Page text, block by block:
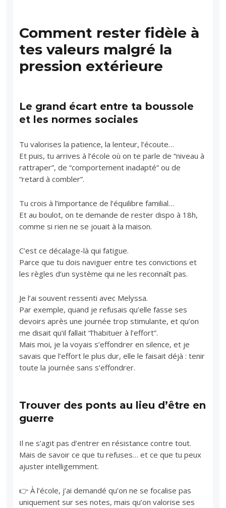
Comment rester fidèle à
tes valeurs malgré la
pression extérieure
Le grand écart entre ta boussole
et les normes sociales
Tu valorises la patience, la lenteur, l’écoute…
Et puis, tu arrives à l’école où on te parle de “niveau à
rattraper”, de “comportement inadapté” ou de
“retard à combler”.
Tu crois à l’importance de l’équilibre familial…
Et au boulot, on te demande de rester dispo à 18h,
comme si rien ne se jouait à la maison.
C’est ce décalage-là qui fatigue.
Parce que tu dois naviguer entre tes convictions et
les règles d’un système qui ne les reconnaît pas.
Je l’ai souvent ressenti avec Melyssa.
Par exemple, quand je refusais qu’elle fasse ses
devoirs après une journée trop stimulante, et qu’on
me disait qu’il fallait “l’habituer à l’effort”.
Mais moi, je la voyais s’effondrer en silence, et je
savais que l’effort le plus dur, elle le faisait déjà : tenir
toute la journée sans s’effondrer.
Trouver des ponts au lieu d’être en
guerre
Il ne s’agit pas d’entrer en résistance contre tout.
Mais de savoir ce que tu refuses… et ce que tu peux
ajuster intelligemment.
👉 À l’école, j’ai demandé qu’on ne se focalise pas
uniquement sur ses notes, mais qu’on valorise ses